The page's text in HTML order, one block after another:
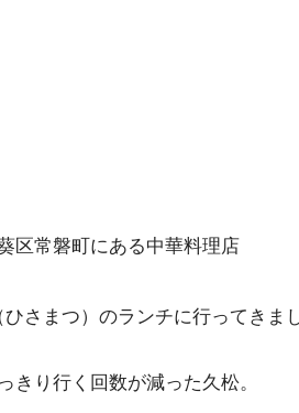
区常磐町にある中華料理店
ひさまつ）のランチに行ってきま
きり行く回数が減った久松。